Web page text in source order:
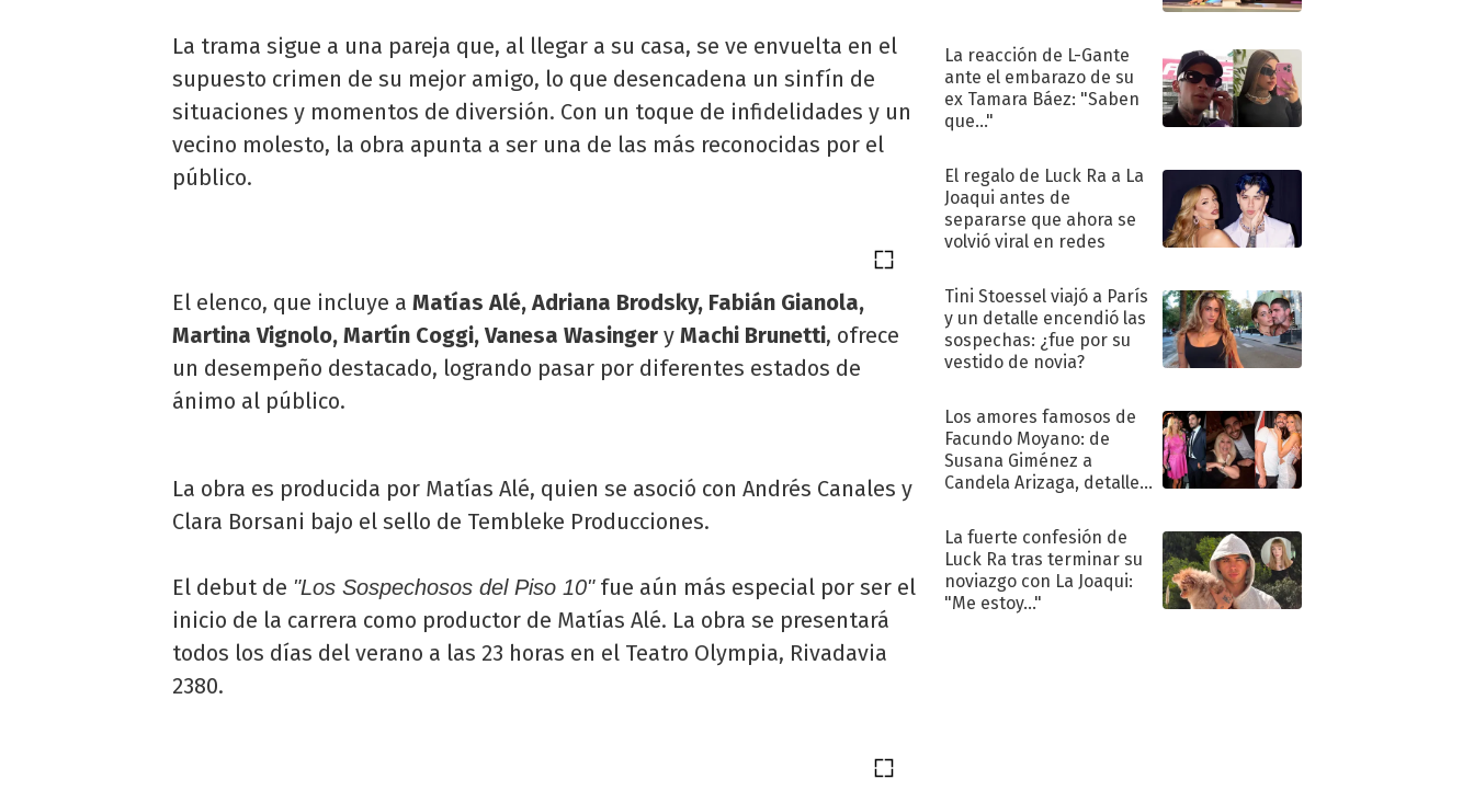
La trama sigue a una pareja que, al llegar a su casa, se ve envuelta en el
supuesto crimen de su mejor amigo, lo que desencadena un sinfín de
situaciones y momentos de diversión. Con un toque de infidelidades y un
vecino molesto, la obra apunta a ser una de las más reconocidas por el
público.
El elenco, que incluye a Matías Alé, Adriana Brodsky, Fabián Gianola,
Martina Vignolo, Martín Coggi, Vanesa Wasinger y Machi Brunetti, ofrece
un desempeño destacado, logrando pasar por diferentes estados de
ánimo al público.
La obra es producida por Matías Alé, quien se asoció con Andrés Canales y
Clara Borsani bajo el sello de Tembleke Producciones.
El debut de "Los Sospechosos del Piso 10"fue aún más especial por ser el
inicio de la carrera como productor de Matías Alé. La obra se presentará
todos los días del verano a las 23 horas en el Teatro Olympia, Rivadavia
2380.
La reacción de L-Gante
ante el embarazo de su
ex Tamara Báez: "Saben
que..."
El regalo de Luck Ra a La
Joaqui antes de
separarse que ahora se
volvió viral en redes
Tini Stoessel viajó a París
y un detalle encendió las
sospechas: ¿fue por su
vestido de novia?
Los amores famosos de
Facundo Moyano: de
Susana Giménez a
Candela Arizaga, detalles
sentimental
La fuerte confesión de
Luck Ra tras terminar su
noviazgo con La Joaqui:
"Me estoy..."